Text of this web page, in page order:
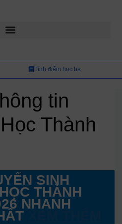
Tính điểm học bạ
tin
Thành
SINH
THÀNH
NHANH